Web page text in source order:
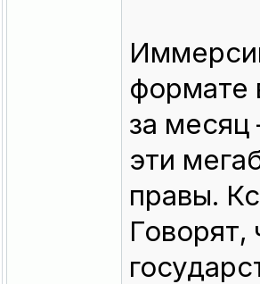
формате
за
эти
правы.